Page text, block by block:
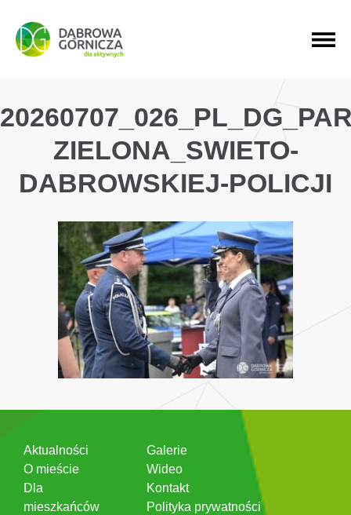
PRZEJDŹ DO MENU GŁÓWNEGO
PRZEJDŹ DO WYSZUKIWARKI
PRZEJDŹ DO TREŚCI
ZIELONA_SWIETO-
DABROWSKIEJ-POLICJI
Aktualności
O mieście
Dla
mieszkańców
Galerie
Wideo
Kontakt
Polityka prywatności